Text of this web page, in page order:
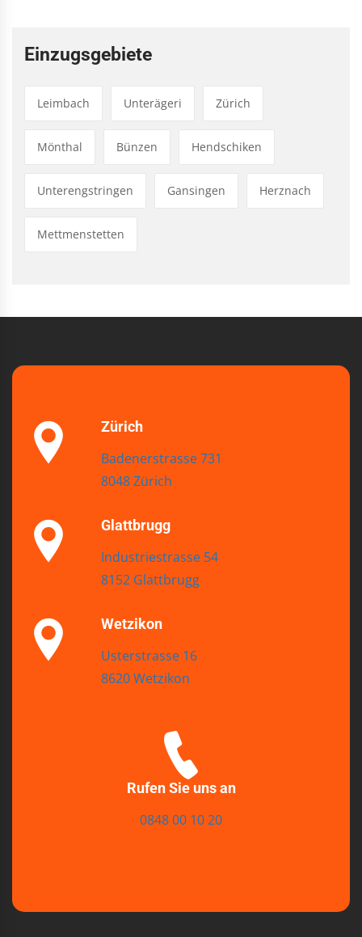
Einzugsgebiete
Leimbach Unterägeri Zürich
Mönthal Bünzen Hendschiken
Unterengstringen Gansingen Herznach
Mettmenstetten
Zürich
Badenerstrasse 731
8048 Zürich
Glattbrugg
Industriestrasse 54
8152 Glattbrugg
Wetzikon
Usterstrasse 16
8620 Wetzikon
Rufen Sie uns an
0848 00 10 20